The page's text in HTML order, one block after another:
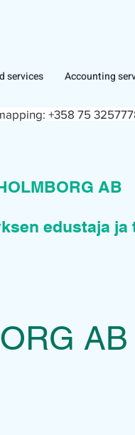
services Accounting
+358 75
AB
edustaja
AB